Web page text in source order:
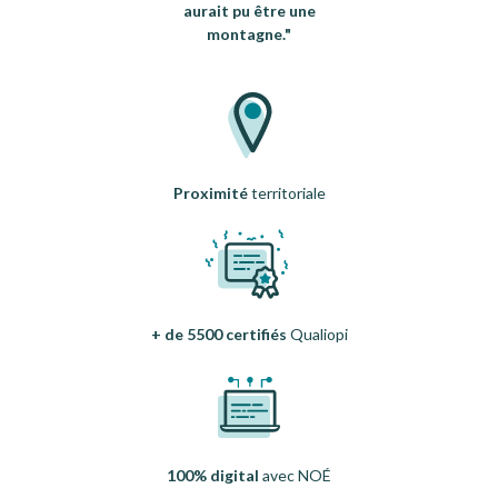
+ de 5500 certifiés Qualiopi
100% digital avec NOÉ
aurait pu être une
montagne."
Proximitéterritoriale